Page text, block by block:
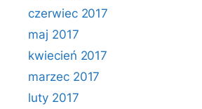
czerwiec 2017
maj 2017
kwiecień 2017
marzec 2017
luty 2017